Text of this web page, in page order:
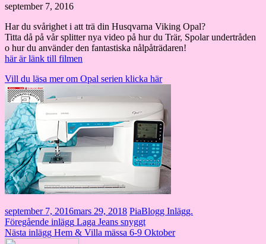
september 7, 2016
Har du svårighet i att trä din Husqvarna Viking Opal?
Titta då på vår splitter nya video på hur du Trär, Spolar undertråden
o hur du använder den fantastiska nålpåträdaren!
här är länk till filmen
Vill du läsa mer om Opal serien klicka här
september 7, 2016mars 29, 2018 PiaBlogg Inlägg.
Inläggsnavigering
Föregående inlägg Laga Jeans snyggt
Nästa inlägg Hem & Villa mässa 6-9 Oktober